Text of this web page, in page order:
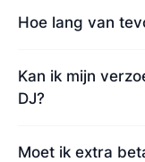
Hoe lang van
Kan ik mijn
DJ?
Moet ik extra